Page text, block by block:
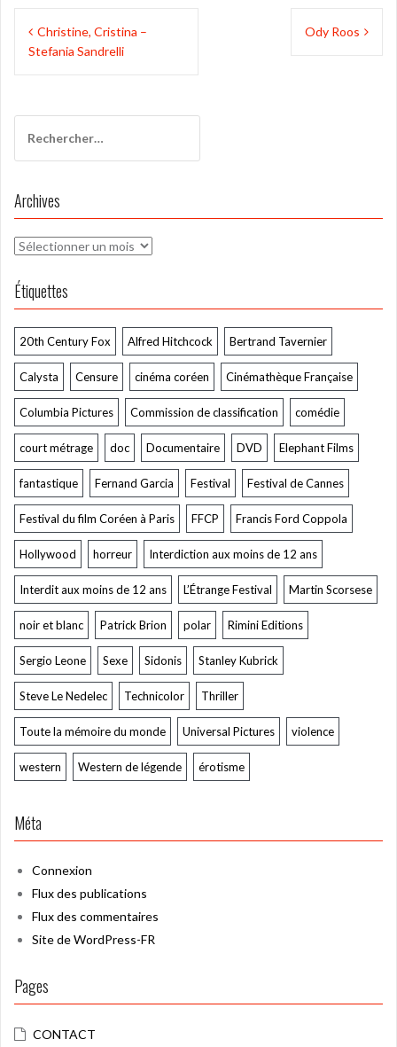
Navigation
deChristine, Cristina –
Stefania Sandrelli
Ody Roos
Archives
Archives
Étiquettes
20th Century Fox Alfred Hitchcock Bertrand Tavernier
Calysta Censure cinéma coréen Cinémathèque Française
Columbia Pictures Commission de classification comédie
court métrage doc Documentaire DVD Elephant Films
fantastique Fernand Garcia Festival Festival de Cannes
Festival du film Coréen à Paris FFCP Francis Ford Coppola
Hollywood horreur Interdiction aux moins de 12 ans
Interdit aux moins de 12 ans L’Étrange Festival Martin Scorsese
noir et blanc Patrick Brion polar Rimini Editions
Sergio Leone Sexe Sidonis Stanley Kubrick
Steve Le Nedelec Technicolor Thriller
Toute la mémoire du monde Universal Pictures violence
western Western de légende érotisme
Méta
Connexion
Flux des publications
Flux des commentaires
Site de WordPress-FR
Pages
CONTACT